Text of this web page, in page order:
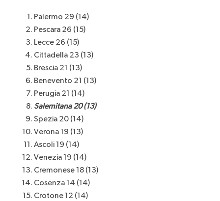
Palermo 29 (14)
Pescara 26 (15)
Lecce 26 (15)
Cittadella 23 (13)
Brescia 21 (13)
Benevento 21 (13)
Perugia 21 (14)
Salernitana 20 (13)
Spezia 20 (14)
Verona 19 (13)
Ascoli 19 (14)
Venezia 19 (14)
Cremonese 18 (13)
Cosenza 14 (14)
Crotone 12 (14)